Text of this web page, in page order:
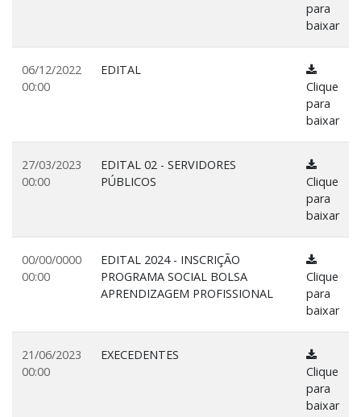
para
baixar
06/12/2022
00:00
EDITAL
Clique
para
baixar
27/03/2023
00:00
EDITAL 02 - SERVIDORES
PÚBLICOS
Clique
para
baixar
00/00/0000
00:00
EDITAL 2024 - INSCRIÇÃO
PROGRAMA SOCIAL BOLSA
APRENDIZAGEM PROFISSIONAL
Clique
para
baixar
21/06/2023
00:00
EXECEDENTES
Clique
para
baixar